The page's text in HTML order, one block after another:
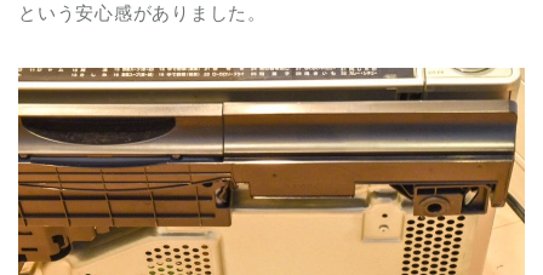
という安心感がありました。